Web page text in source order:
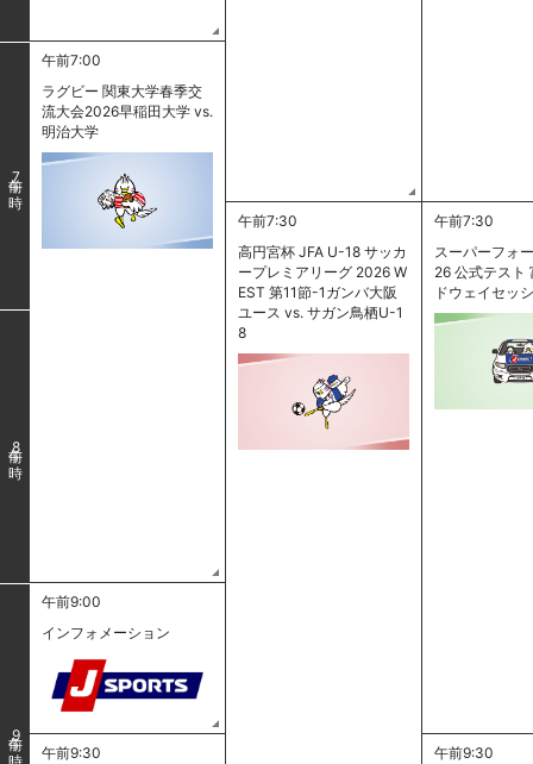
7
午前7:00
ラグビー 関東大学春季交
流大会2026早稲田大学 vs.
明治大学
午前7:30
高円宮杯 JFA U-18 サッカ
ープレミアリーグ 2026 W
EST 第11節-1ガンバ大阪
ユース vs. サガン鳥栖U-1
8
午前7:30
スーパーフォ
26 公式テスト
ドウェイセッ
8
9
午前9:00
インフォメーション
午前9:30
午前9:30